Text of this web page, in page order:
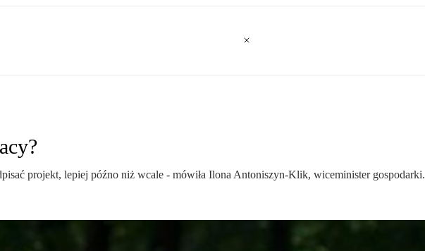
projekt, lepiej późno niż wcale - mówiła Ilona Antoniszyn-Klik, wiceminister gospodarki.